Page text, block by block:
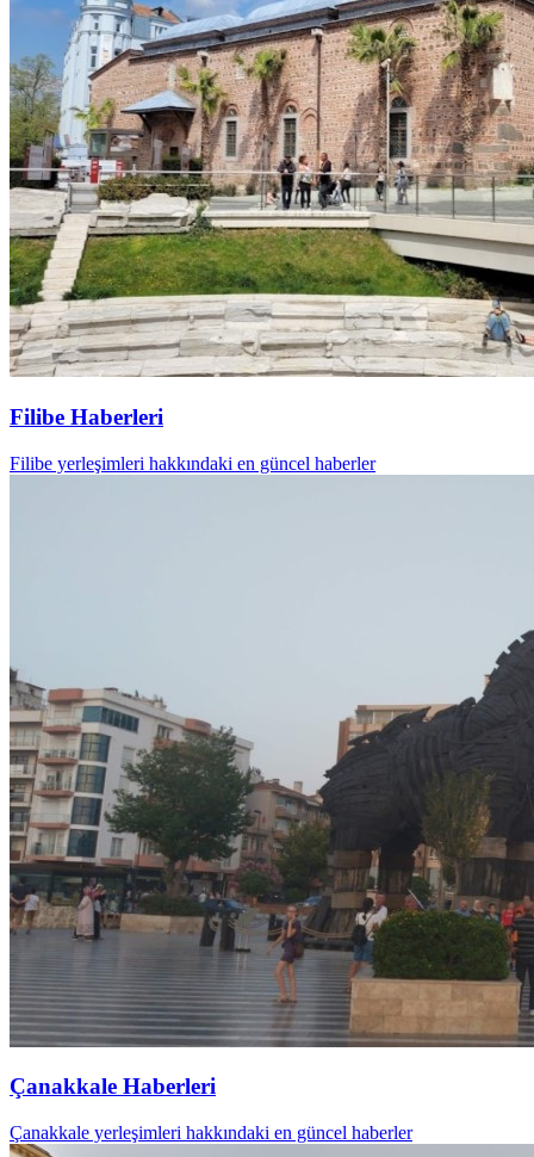
Filibe Haberleri
Filibe yerleşimleri hakkındaki en güncel haberler
Çanakkale Haberleri
Çanakkale yerleşimleri hakkındaki en güncel haberler